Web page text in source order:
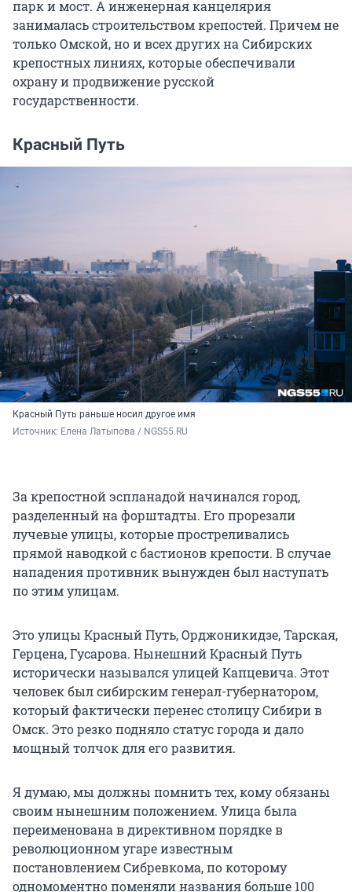
парк и мост. А инженерная канцелярия
занималась строительством крепостей. Причем не
только Омской, но и всех других на Сибирских
крепостных линиях, которые обеспечивали
охрану и продвижение русской
государственности.
Красный Путь
Красный Путь раньше носил другое имя
Источник: Елена Латыпова / NGS55.RU
За крепостной эспланадой начинался город,
разделенный на форштадты. Его прорезали
лучевые улицы, которые простреливались
прямой наводкой с бастионов крепости. В случае
нападения противник вынужден был наступать
по этим улицам.
Это улицы Красный Путь, Орджоникидзе, Тарская,
Герцена, Гусарова. Нынешний Красный Путь
исторически назывался улицей Капцевича. Этот
человек был сибирским генерал-губернатором,
который фактически перенес столицу Сибири в
Омск. Это резко подняло статус города и дало
мощный толчок для его развития.
Я думаю, мы должны помнить тех, кому обязаны
своим нынешним положением. Улица была
переименована в директивном порядке в
революционном угаре известным
постановлением Сибревкома, по которому
одномоментно поменяли названия больше 100